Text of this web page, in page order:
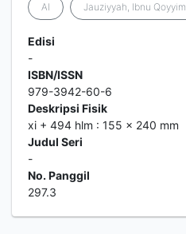
Al Jauziyyah, Ibnu Qoyyim
Edisi
-
ISBN/ISSN
979-3942-60-6
Deskripsi Fisik
xi + 494 hlm : 155 x 240 mm
Judul Seri
-
No. Panggil
297.3